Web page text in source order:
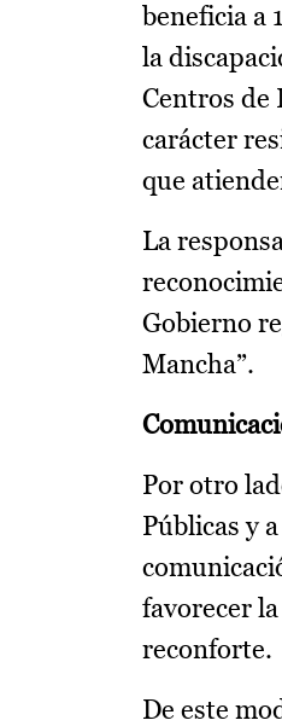
beneficia a
la
Centros de
carácter
que
La
Gobierno
Mancha”.
Por otro
Públicas y
favorecer
reconforte.
De este